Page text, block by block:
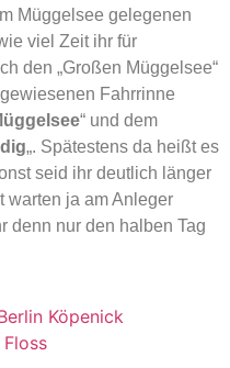
Müggelsee gelegenen
viel Zeit ihr für
den „Großen Müggelsee“
Fahrrinne
“ und dem
„. Spätestens da heißt es
seid ihr deutlich länger
warten ja am Anleger
denn nur den halben Tag